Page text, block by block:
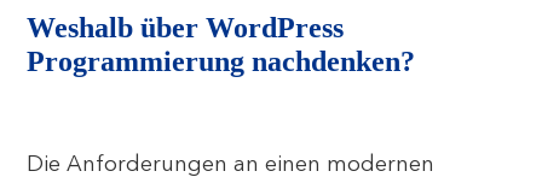
Weshalb über WordPress
Programmierung nachdenken?
Die Anforderungen an einen modernen